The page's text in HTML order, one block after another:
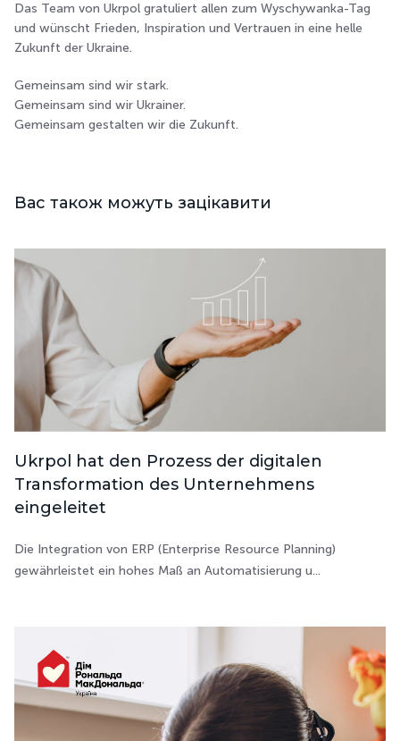
Das Team von Ukrpol gratuliert allen zum Wyschywanka-Tag
und wünscht Frieden, Inspiration und Vertrauen in eine helle
Zukunft der Ukraine.
Gemeinsam sind wir stark.
Gemeinsam sind wir Ukrainer.
Gemeinsam gestalten wir die Zukunft.
Вас також можуть зацікавити
Ukrpol hat den Prozess der digitalen
Transformation des Unternehmens
eingeleitet
Die Integration von ERP (Enterprise Resource Planning)
gewährleistet ein hohes Maß an Automatisierung u...